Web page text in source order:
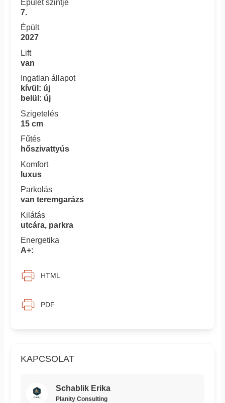
KAPCSOLAT
Schablik Erika
Planity Consulting
Épület szintje
7.
Épült
2027
Lift
van
Ingatlan állapot
kívül: új
belül: új
Szigetelés
15 cm
Fűtés
hőszivattyús
Komfort
luxus
Parkolás
van teremgarázs
Kilátás
utcára, parkra
Energetika
A+:
HTML
PDF